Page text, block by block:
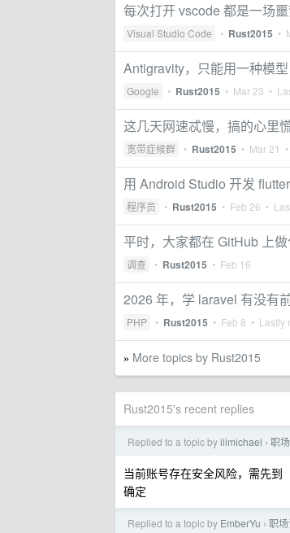
每次打开 vscode 都是一场噩
Visual Studio Code • Rust2015 •
Antigravity，只能用一种模型
Google • Rust2015 • Mar 23 •
这几天网速忒慢，搞的心里
宽带症候群 • Rust2015 • Mar 21
用 Android Studio 开发 flutter
程序员 • Rust2015 • Feb 26 •
平时，大家都在 GitHub 上做
调查 • Rust2015 • Feb 16
2026 年，学 laravel 有没有前
PHP • Rust2015 • Feb 8 • Lastly
» More topics by Rust2015
Rust2015's recent replies
Replied to a topic byiiimichael › 职
当前账号存在安全风险，需先到
确定
Replied to a topic by EmberYu › 职